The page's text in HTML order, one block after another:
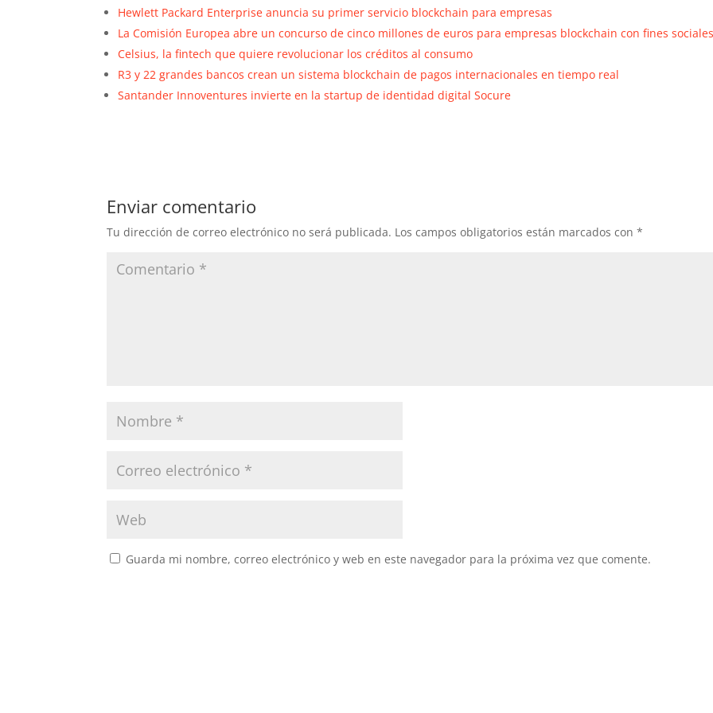
Hewlett Packard Enterprise anuncia su primer servicio blockchain para empresas
La Comisión Europea abre un concurso de cinco millones de euros para empresas blockchain con fines
Celsius, la fintech que quiere revolucionar los créditos al consumo
R3 y 22 grandes bancos crean un sistema blockchain de pagos internacionales en tiempo real
Santander Innoventures invierte en la startup de identidad digital Socure
Enviar comentario
Tu dirección de correo electrónico no será publicada. Los campos obligatorios están marcados con*
Guarda mi nombre, correo electrónico y web en este navegador para la próxima vez que comente.